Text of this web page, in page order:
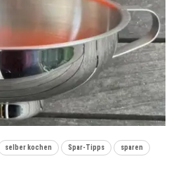
selber kochen Spar-Tipps sparen